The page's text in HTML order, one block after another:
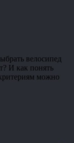
велосипед
И как понять
можно